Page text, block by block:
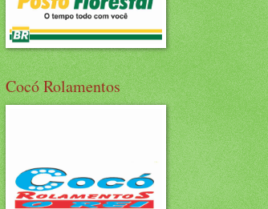
Cocó Rolamentos